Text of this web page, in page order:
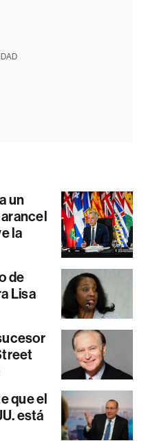
un
la
de
Lisa
que el
está